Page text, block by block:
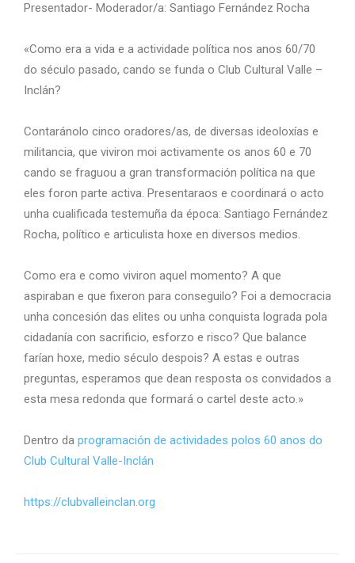
Presentador- Moderador/a: Santiago Fernández Rocha
«Como era a vida e a actividade política nos anos 60/70
do século pasado, cando se funda o Club Cultural Valle –
Inclán?
Contaránolo cinco oradores/as, de diversas ideoloxías e
militancia, que viviron moi activamente os anos 60 e 70
cando se fraguou a gran transformación política na que
eles foron parte activa. Presentaraos e coordinará o acto
unha cualificada testemuña da época: Santiago Fernández
Rocha, político e articulista hoxe en diversos medios.
Como era e como viviron aquel momento? A que
aspiraban e que fixeron para conseguilo? Foi a democracia
unha concesión das elites ou unha conquista lograda pola
cidadanía con sacrificio, esforzo e risco? Que balance
farían hoxe, medio século despois? A estas e outras
preguntas, esperamos que dean resposta os convidados a
esta mesa redonda que formará o cartel deste acto.»
Dentro da programación de actividades polos 60 anos do
Club Cultural Valle-Inclán
https://clubvalleinclan.org